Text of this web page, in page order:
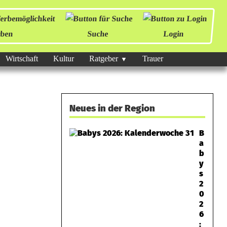
Suche Login
Wirtschaft Kultur Ratgeber Trauer
Neues in der Region
B
a
b
y
s
2
0
2
6
: